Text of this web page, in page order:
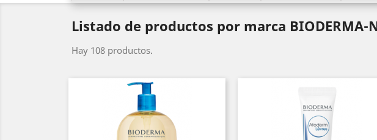
Listado de productos por marca BIODERMA-
Hay 108 productos.